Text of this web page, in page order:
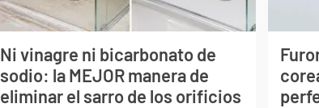
Ni vinagre ni bicarbonato de
sodio: la MEJOR manera de
eliminar el sarro de los orificios